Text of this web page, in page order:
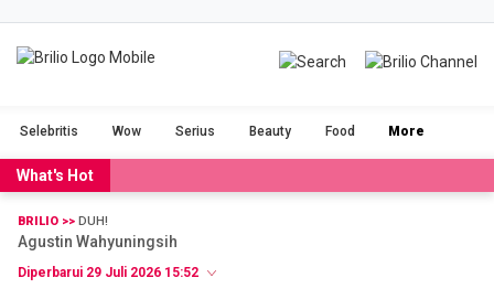
Selebritis Wow Serius Beauty Food More
CINTA NGAKAK
What's Hot
BRILIO >> DUH!
Agustin Wahyuningsih
Diperbarui 29 Juli 2026 15:52